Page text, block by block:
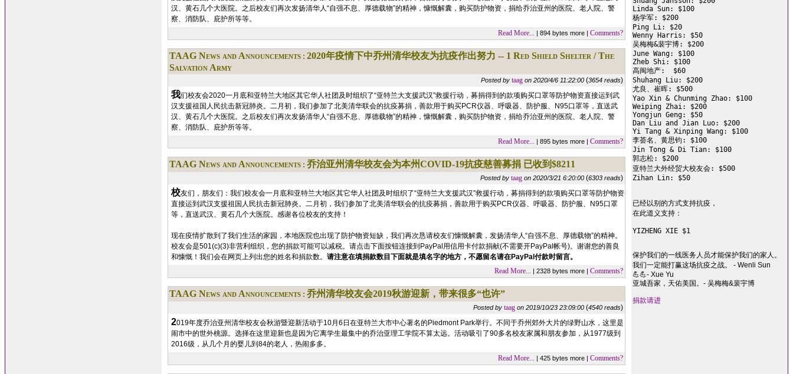
汉、黄石几个大医院。之后校友们再次发扬清华人“自强不息、厚德载物”的精神，慷慨解囊，购买防护物资，捐给乔治亚州的医院、老人院、警
察、消防队、庇护所等等。
Read More... | 894 bytes more | Comments?
TAAG News and Announcements : 2020年疫情下中乔州清华校友为抗疫作出努力 -- 1 Red Shield Shelter / The
Salvation Army
Posted by taag on 2020/4/6 11:22:00 (3654 reads)
我们校友会2020一月底和亚特兰大地区其它华人社团及时组织了“亚特兰大支援武汉”救援行动，募捐得到的款项购买口罩等防护物资直接运到武
汉支援祖国人民抗击新冠肺炎。二月初，我们参加了北美清华联会的抗疫募捐，善款用于购买PCR仪器、呼吸器、防护服、N95口罩等，直送武
汉、黄石几个大医院。之后校友们再次发扬清华人“自强不息、厚德载物”的精神，慷慨解囊，购买防护物资，捐给乔治亚州的医院、老人院、警
察、消防队、庇护所等等。
Read More... | 895 bytes more | Comments?
TAAG News and Announcements : 乔治亚州清华校友会为本州COVID-19抗疫慈善募捐 已收到$8211
Posted by taag on 2020/3/21 6:20:00 (6303 reads)
校友们，朋友们：我们校友会一月底和亚特兰大地区其它华人社团及时组织了“亚特兰大支援武汉”救援行动，募捐得到的款项购买口罩等防护物资
直接运到武汉支援祖国人民抗击新冠肺炎。二月初，我们参加了北美清华联会的抗疫募捐，善款用于购买PCR仪器、呼吸器、防护服、N95口罩
等，直送武汉、黄石几个大医院。感谢各位校友的支持！
现在疫情扩散到了我们生活的家园，本地医院也出现了防护物资短缺，我们再次恳请校友们慷慨解囊，发扬清华人“自强不息、厚德载物”的精神。
校友会是501(c)(3)非营利组织，您的捐款可能可以减税。请点击下面按钮连接到PayPal用信用卡付款捐献(不需要开PayPal帐号)。谢谢您的善良
和慷慨！我们会在网页上列出您的姓名和捐款数。 请注意在填捐款数目下面就是填名字的地方，不愿留名请在PayPal付款时留言。
Read More... | 2328 bytes more | Comments?
TAAG News and Announcements : 乔州清华校友会2019秋游迎新，带来很多“也许”
Posted by taag on 2019/10/23 23:09:00 (4540 reads)
2019年度乔治亚州清华校友会秋游暨迎新活动于10月6日在亚特兰大市中心著名的Piedmont Park举行。不同于乔州郊外大片的绿野山水，这里是
闹市中的世外桃源。选择在这里迎新也是因为它离学生最集中的乔治亚理工学院不算太远。活动吸引了90多名校友家属和朋友参加，从1977级到
2016级，从几个月的婴儿到84的老人，热闹多多。
Read More... | 425 bytes more | Comments?
Linda Sun: $100
杨学军: $200
Ping Li: $20
Wenny Harris: $50
吴梅梅&裴宇博: $200
June Wang: $100
Zheb Shi: $100
高闽地产:  $60
Shuhang Liu: $200
尤良、崔晖: $500
Yao Xin & Chunming Zhao: $100
Weiping Zhai: $200
Yongjun Geng: $50
Dan Liu and Jian Luo: $200
Yi Tang & Xinping Wang: $100
李荟名、黄思钧: $100
Jin Tong & Di Tian: $100
郭志松: $200
亚特兰大外经贸大校友会: $500
Zihan Lin: $50
已经以别的方式支持抗疫，
在此道义支持：
YIZHENG XIE $1
保护我们的一线医务人员才能保护我们的家人。
我们一定能打赢这场抗疫之战。 - Wenli Sun
💪💪- Xue Yu
亚城吾家，天佑美国。- 吴梅梅&裴宇博
捐款请进